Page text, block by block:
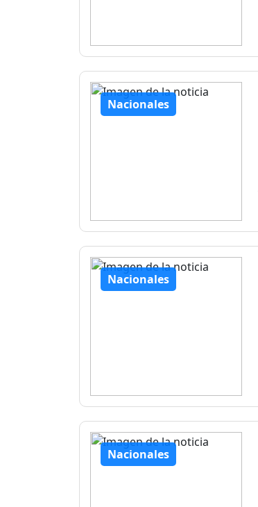
Nacionales
Nacionales
Nacionales